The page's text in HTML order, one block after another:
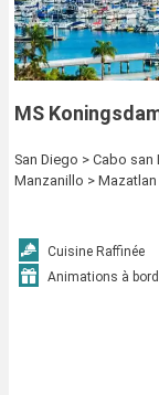
MS
San Diego > Cabo
Manzanillo > Mazatlan
Cuisine Raffinée
Animations à